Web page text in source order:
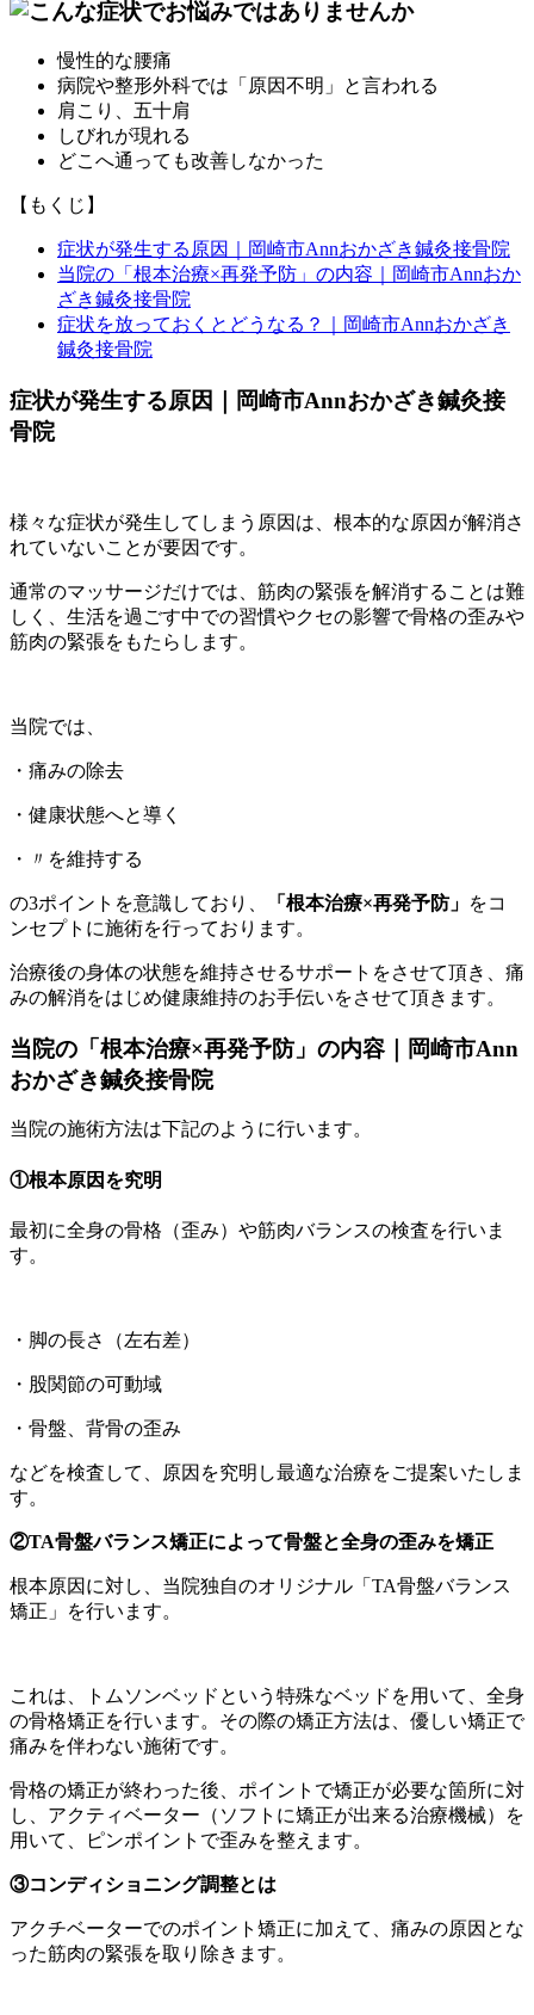
慢性的な腰痛
病院や整形外科では「原因不明」と言われる
肩こり、五十肩
しびれが現れる
どこへ通っても改善しなかった
【もくじ】
症状が発生する原因｜岡崎市Annおかざき鍼灸接骨院
当院の「根本治療×再発予防」の内容｜岡崎市Annおか
ざき鍼灸接骨院
症状を放っておくとどうなる？｜岡崎市Annおかざき
鍼灸接骨院
症状が発生する原因｜岡崎市Annおかざき鍼灸接
骨院
様々な症状が発生してしまう原因は、根本的な原因が解消さ
れていないことが要因です。
通常のマッサージだけでは、筋肉の緊張を解消することは難
しく、生活を過ごす中での習慣やクセの影響で骨格の歪みや
筋肉の緊張をもたらします。
当院では、
・痛みの除去
・健康状態へと導く
・〃を維持する
の3ポイントを意識しており、 「根本治療×再発予防」 をコ
ンセプトに施術を行っております。
治療後の身体の状態を維持させるサポートをさせて頂き、痛
みの解消をはじめ健康維持のお手伝いをさせて頂きます。
当院の「根本治療×再発予防」の内容｜岡崎市Ann
おかざき鍼灸接骨院
当院の施術方法は下記のように行います。
①根本原因を究明
最初に全身の骨格（歪み）や筋肉バランスの検査を行いま
す。
・脚の長さ（左右差）
・股関節の可動域
・骨盤、背骨の歪み
などを検査して、原因を究明し最適な治療をご提案いたしま
す。
②TA骨盤バランス矯正によって骨盤と全身の歪みを矯正
根本原因に対し、当院独自のオリジナル「TA骨盤バランス
矯正」を行います。
これは、トムソンベッドという特殊なベッドを用いて、全身
の骨格矯正を行います。その際の矯正方法は、優しい矯正で
痛みを伴わない施術です。
骨格の矯正が終わった後、ポイントで矯正が必要な箇所に対
し、アクティベーター（ソフトに矯正が出来る治療機械）を
用いて、ピンポイントで歪みを整えます。
③コンディショニング調整とは
アクチベーターでのポイント矯正に加えて、痛みの原因とな
った筋肉の緊張を取り除きます。